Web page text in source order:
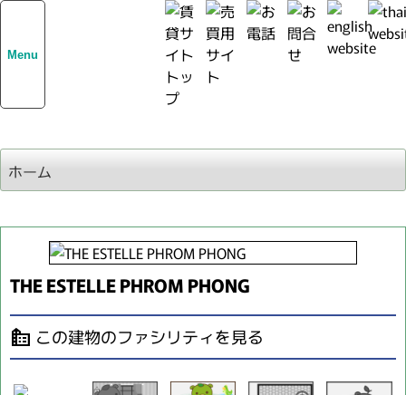
Menu
ホーム
THE ESTELLE PHROM PHONG
source_environment この建物のファシリティを見る